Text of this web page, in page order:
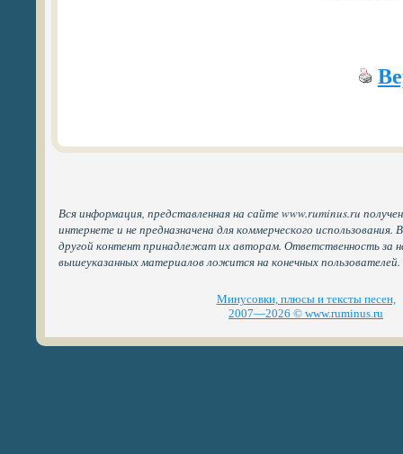
Вся информация, представленная на сайте www.ruminus.ru
интернете и не предназначена для коммерческого
другой контент принадлежат их авторам. Ответственность за
вышеуказанных материалов ложится на конечных пользователей.
Минусовки, плюсы и тексты песен,
2007—2026 © www.ruminus.ru